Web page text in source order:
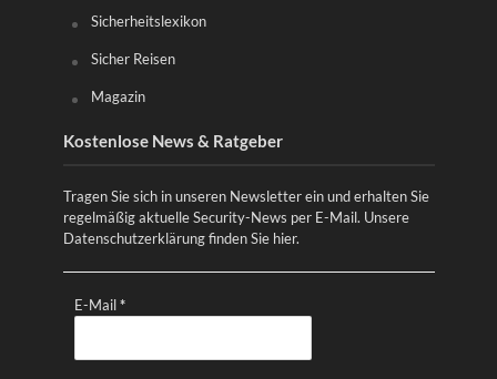
Sicherheitslexikon
Sicher Reisen
Magazin
Kostenlose News & Ratgeber
Tragen Sie sich in unseren Newsletter ein und erhalten Sie
regelmäßig aktuelle Security-News per E-Mail. Unsere
Datenschutzerklärung finden Sie hier.
E-Mail*